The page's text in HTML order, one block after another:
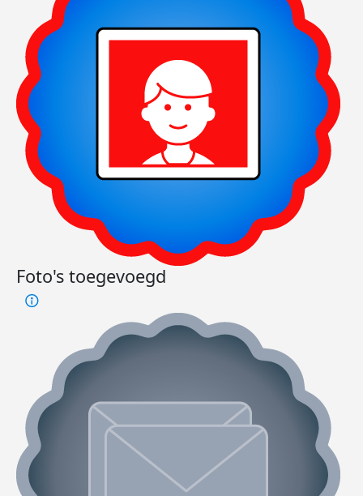
Foto's toegevoegd